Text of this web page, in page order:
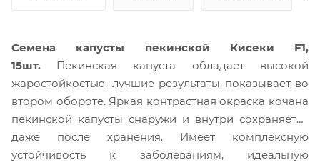
Семена капусты пекинской Кисеки F1,
15шт.
Пекинская капуста обладает высокой
жаростойкостью, лучшие результаты показывает во
втором обороте. Яркая контрастная окраска кочана
пекинской капусты снаружи и внутри сохраняется
даже после хранения. Имеет комплексную
устойчивость к заболеваниям, идеальную